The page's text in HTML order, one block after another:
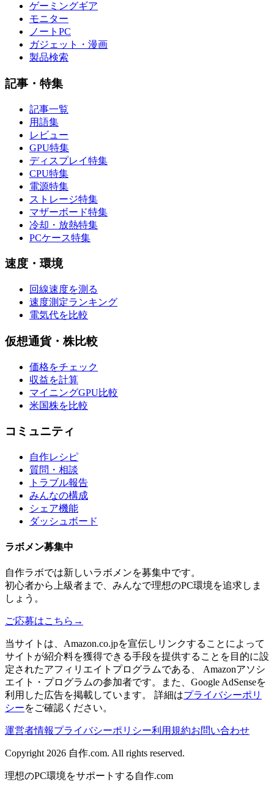
ゲーミングギア
モニター
ノートPC
ガジェット・漫画
製品検索
記事・特集
記事一覧
用語集
レビュー
GPU特集
ディスプレイ特集
CPU特集
電源特集
ストレージ特集
マザーボード特集
冷却・放熱特集
PCケース特集
速度・環境
回線速度を測る
速度測定ランキング
電気代を比較
仮想通貨・株比較
価格をチェック
収益を計算
マイニングGPU比較
米国株を比較
コミュニティ
自作レシピ
質問・相談
トラブル報告
みんなの構成
シェア機能
ダッシュボード
ラボメン募集中
自作ラボでは新しいラボメンを募集中です。
初心者から上級者まで、みんなで理想のPC環境を追求しま
しょう。
ご応募はこちら →
当サイトは、Amazon.co.jpを宣伝しリンクすることによって
サイトが紹介料を獲得できる手段を提供することを目的に設
定されたアフィリエイトプログラムである、 Amazonアソシ
エイト・プログラムの参加者です。また、Google AdSenseを
利用した広告を掲載しています。 詳細はプライバシーポリ
シーをご確認ください。
運営者情報プライバシーポリシー利用規約お問い合わせ
Copyright 2026 自作.com. All rights reserved.
理想のPC環境をサポートする自作.com